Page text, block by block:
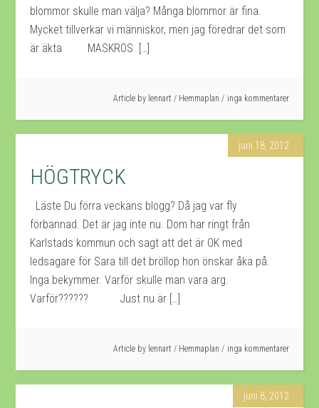
blommor skulle man välja? Många blommor är fina.
Mycket tillverkar vi människor, men jag föredrar det som
är äkta MASKROS […]
Article by lennart / Hemmaplan inga kommentarer
juni 18, 2012
HÖGTRYCK
Läste Du förra veckans blogg? Då jag var fly
förbannad. Det är jag inte nu. Dom har ringt från
Karlstads kommun och sagt att det är OK med
ledsagare för Sara till det bröllop hon önskar åka på.
Inga bekymmer. Varför skulle man vara arg.
Varför?????? Just nu är […]
Article by lennart / Hemmaplan inga kommentarer
juni 8, 2012